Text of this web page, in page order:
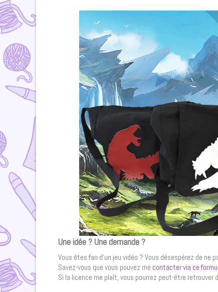
Une idée ? Une demande ?
Vous êtes fan d’un jeu vidéo ? Vous désespérez de ne
Savez-vous que vous pouvez me contacter via ce
Si la licence me plaît, vous pourrez peut-être retrouver